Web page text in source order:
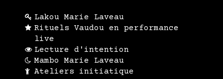
Lakou Marie Laveau
Rituels Vaudou en performance
live
Lecture d'intention
Mambo Marie Laveau
Ateliers initiatique